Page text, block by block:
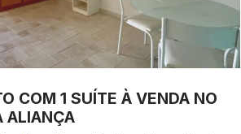
COM 1 SUÍTE À VENDA NO
ALIANÇA